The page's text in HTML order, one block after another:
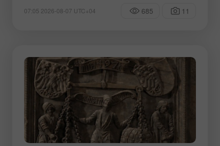
07:05 2026-08-07 UTC+04 685 11